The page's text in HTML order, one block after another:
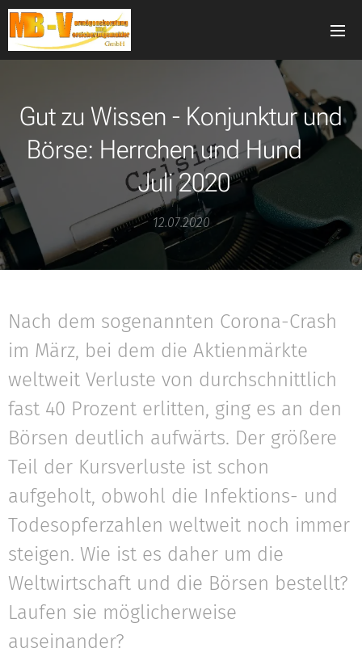
Gut zu Wissen - Konjunktur und
Börse: Herrchen und Hund
Juli 2020
12.07.2020
Nach dem sogenannten Corona-Crash
im März, bei dem die Aktienmärkte
weltweit Verluste von durchschnittlich
fast 40 Prozent erlitten, ging es an den
Börsen deutlich aufwärts. Der größere
Teil der Kursverluste ist schon
aufgeholt, obwohl die Infektions- und
Todesopferzahlen weltweit noch immer
steigen. Wie ist es daher um die
Weltwirtschaft und die Börsen bestellt?
Laufen sie möglicherweise
auseinander?